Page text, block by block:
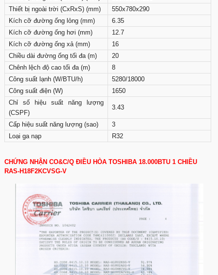
Thiết bị ngoài trời (CxRxS) (mm)
550x780x290
Kích cỡ đường ống lỏng (mm)
6.35
Kích cỡ đường ống hơi (mm)
12.7
Kích cỡ đường ống xả (mm)
16
Chiều dài đường ống tối đa (m)
20
Chênh lệch độ cao tối đa (m)
8
Công suất lạnh (W/BTU/h)
5280/18000
Công suất điện (W)
1650
Chỉ số hiệu suất năng lượng
(CSPF)
3.43
Cấp hiệu suất năng lượng (sao)
3
Loại ga nạp
R32
CHỨNG NHẬN CO&C/Q ĐIỀU HÒA TOSHIBA 18.000BTU 1 CHIỀU
RAS-H18F2KCVSG-V